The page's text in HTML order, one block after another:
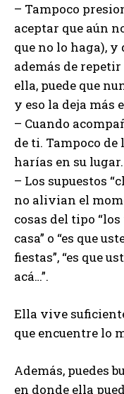
– Tampoco
aceptar que aún
que no lo haga), y
además de
ella, puede que
y eso la deja más
– Cuando
de ti. Tampoco de
harías en su lugar.
– Los supuestos
no alivian el
cosas del tipo
casa” o “es que
fiestas”, “es que
acá…”.
Ella vive
que encuentre lo
Además, puedes
en donde ella